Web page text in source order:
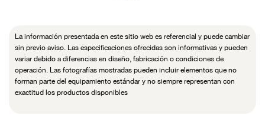
La información presentada en este sitio web es referencial y puede cambiar
sin previo aviso. Las especificaciones ofrecidas son informativas y pueden
variar debido a diferencias en diseño, fabricación o condiciones de
operación. Las fotografías mostradas pueden incluir elementos que no
forman parte del equipamiento estándar y no siempre representan con
exactitud los productos disponibles